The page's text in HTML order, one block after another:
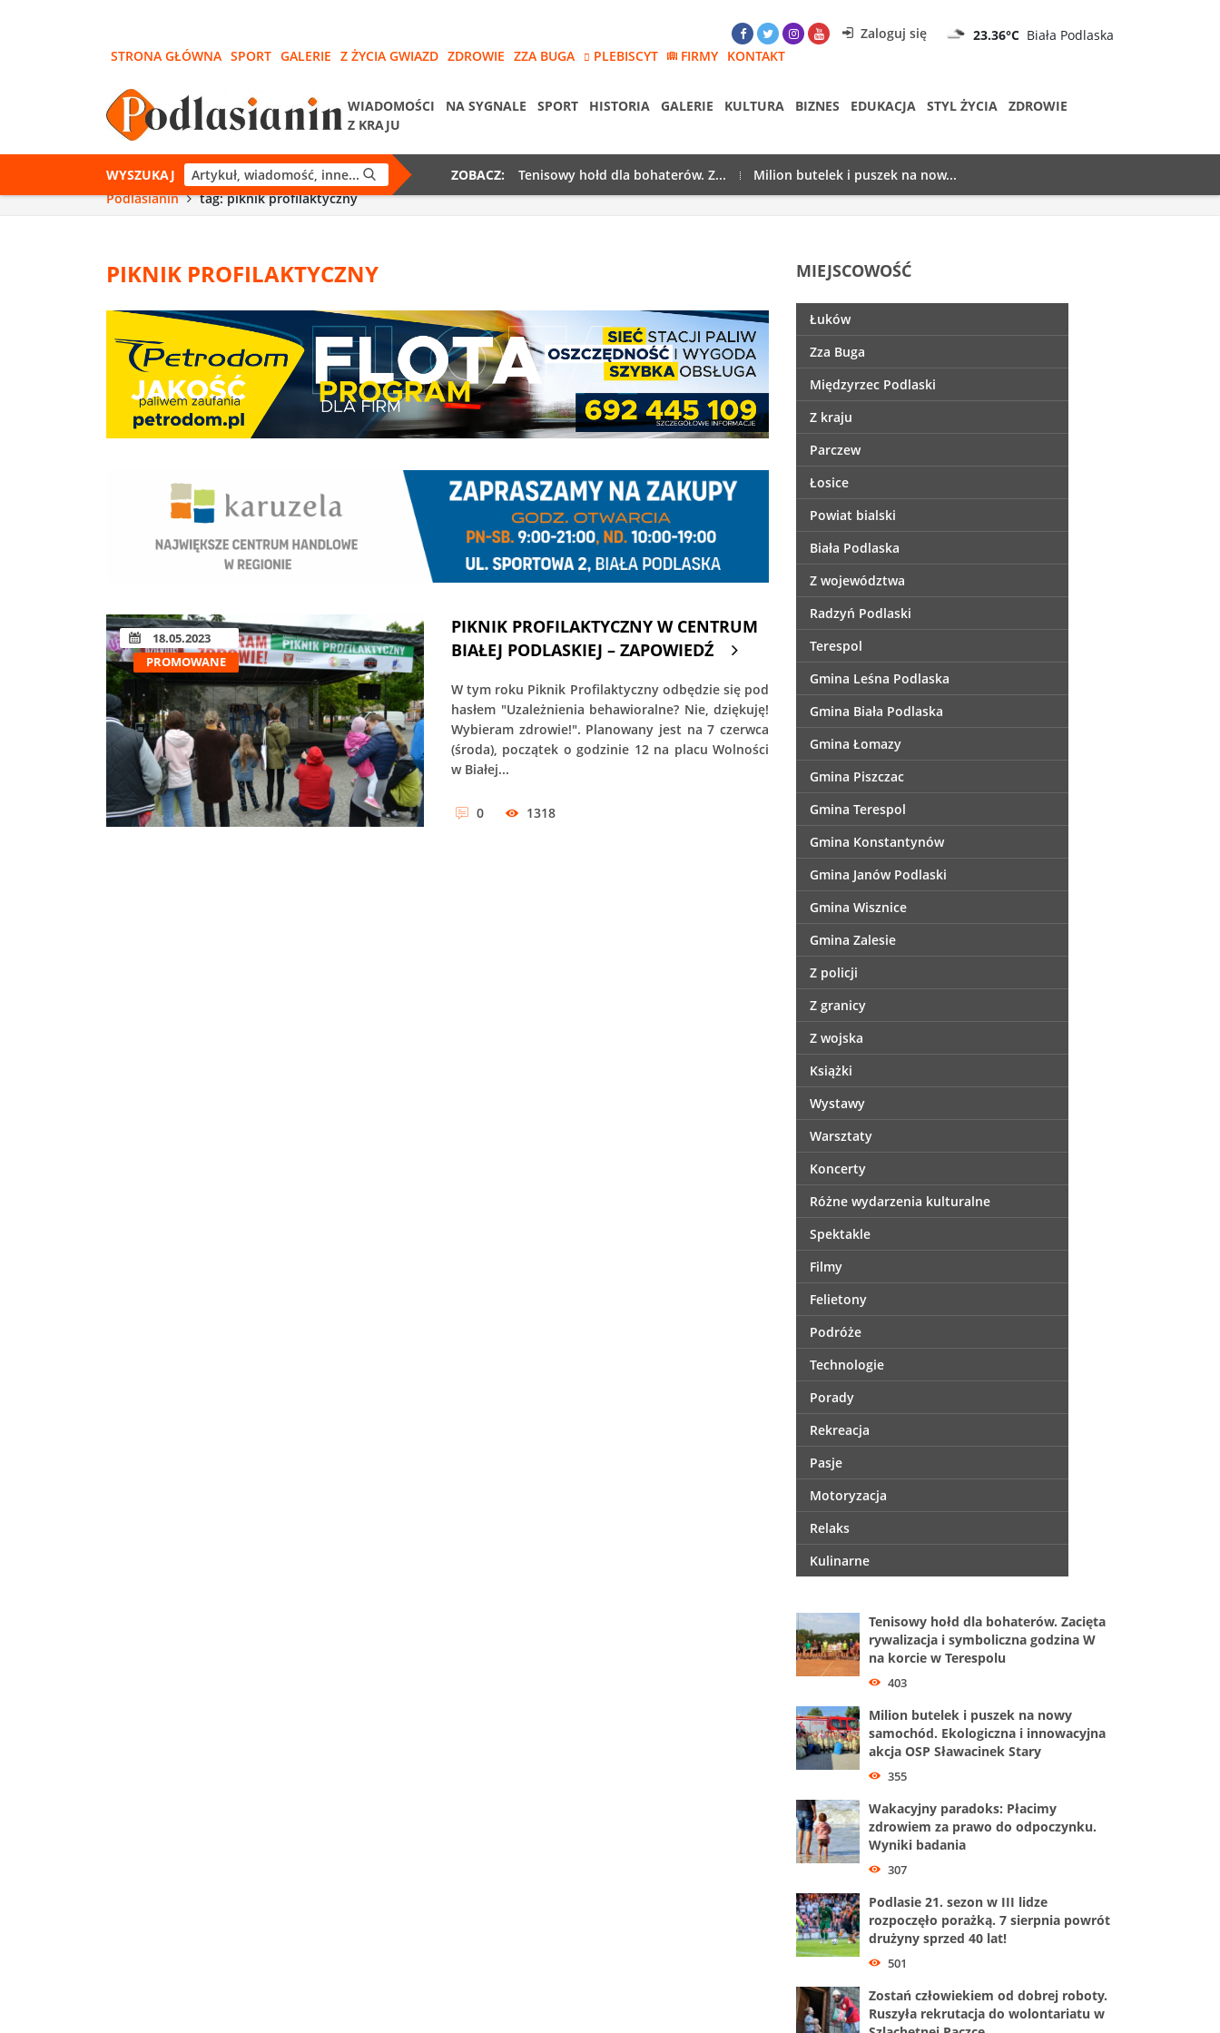
Zaloguj się 23.36°C Biała Podlaska
STRONA GŁÓWNA SPORT GALERIE Z ŻYCIA GWIAZD ZDROWIE ZZA BUGA PLEBISCYT FIRMY KONTAKT
WIADOMOŚCI NA SYGNALE SPORT HISTORIA GALERIE KULTURA BIZNES EDUKACJA STYL ŻYCIA
ZDROWIE
Z KRAJU
WYSZUKAJ ZOBACZ: Tenisowy hołd dla bohaterów. Z...
Milion butelek i puszek na now...
Podlasianin
tag: piknik profilaktyczny
PIKNIK PROFILAKTYCZNY
18.05.2023
PROMOWANE
PIKNIK PROFILAKTYCZNY W CENTRUM
BIAŁEJ PODLASKIEJ – ZAPOWIEDŹ
W tym roku Piknik Profilaktyczny odbędzie się pod
hasłem "Uzależnienia behawioralne? Nie, dziękuję!
Wybieram zdrowie!". Planowany jest na 7 czerwca
(środa), początek o godzinie 12 na placu Wolności
w Białej...
0 1318
MIEJSCOWOŚĆ
Łuków
Zza Buga
Międzyrzec Podlaski
Z kraju
Parczew
Łosice
Powiat bialski
Biała Podlaska
Z województwa
Radzyń Podlaski
Terespol
Gmina Leśna Podlaska
Gmina Biała Podlaska
Gmina Łomazy
Gmina Piszczac
Gmina Terespol
Gmina Konstantynów
Gmina Janów Podlaski
Gmina Wisznice
Gmina Zalesie
Z policji
Z granicy
Z wojska
Książki
Wystawy
Warsztaty
Koncerty
Różne wydarzenia kulturalne
Spektakle
Filmy
Felietony
Podróże
Technologie
Porady
Rekreacja
Pasje
Motoryzacja
Relaks
Kulinarne
Tenisowy hołd dla bohaterów. Zacięta
rywalizacja i symboliczna godzina W
na korcie w Terespolu
403
Milion butelek i puszek na nowy
samochód. Ekologiczna i innowacyjna
akcja OSP Sławacinek Stary
355
Wakacyjny paradoks: Płacimy
zdrowiem za prawo do odpoczynku.
Wyniki badania
307
Podlasie 21. sezon w III lidze
rozpoczęło porażką. 7 sierpnia powrót
drużyny sprzed 40 lat!
501
Zostań człowiekiem od dobrej roboty.
Ruszyła rekrutacja do wolontariatu w